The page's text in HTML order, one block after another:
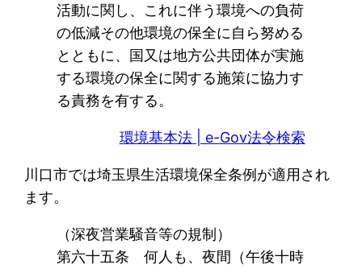
活動に関し、これに伴う環境への負荷
の低減その他環境の保全に自ら努める
とともに、国又は地方公共団体が実施
する環境の保全に関する施策に協力す
る責務を有する。
環境基本法 | e-Gov法令検索
川口市では埼玉県生活環境保全条例が適用され
ます。
（深夜営業騒音等の規制）
第六十五条 何人も、夜間（午後十時